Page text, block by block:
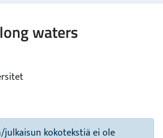
waters
julkaisun kokotekstiä ei ole